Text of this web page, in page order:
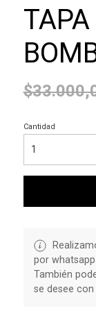
Cantidad
por
También
se desee